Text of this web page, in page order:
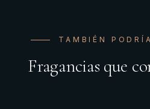
TAMBIÉN
Fragancias que